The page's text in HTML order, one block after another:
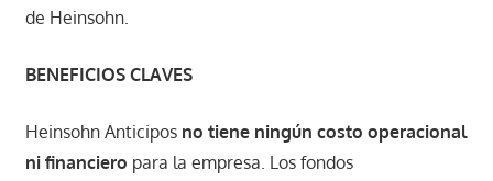
de Heinsohn.
BENEFICIOS CLAVES
Heinsohn Anticipos no tiene ningún costo operacional
ni financiero para la empresa. Los fondos